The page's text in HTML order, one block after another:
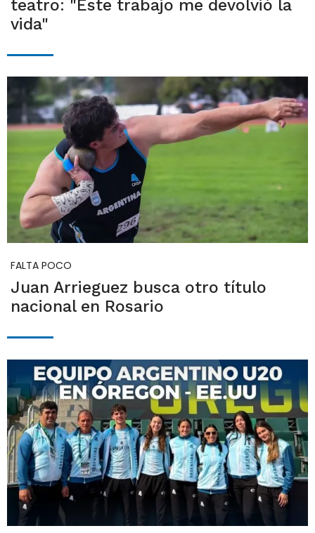
teatro: "Este trabajo me devolvió la
vida"
FALTA POCO
Juan Arrieguez busca otro título
nacional en Rosario